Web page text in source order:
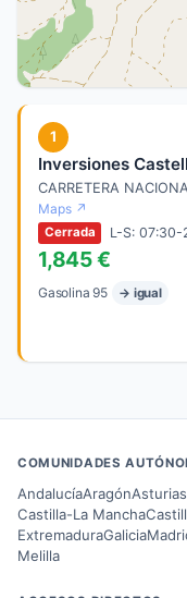
1
Inversiones
CARRETERA
Maps ↗
Cerrada L-S: 07:30-
1,845 €
Gasolina 95 → igual
COMUNIDADES
AndalucíaAragónAsturias
Castilla-La Mancha
ExtremaduraGalicia
Melilla